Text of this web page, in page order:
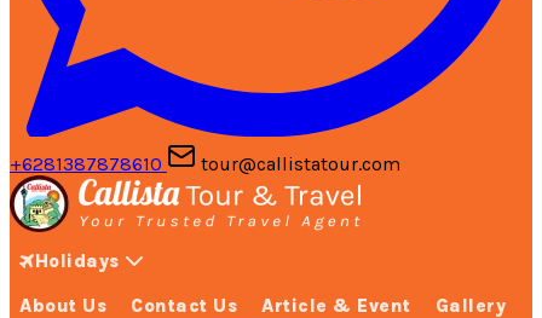
+6281387878610 tour@callistatour.com
Holidays
About Us Contact Us Article & Event Gallery